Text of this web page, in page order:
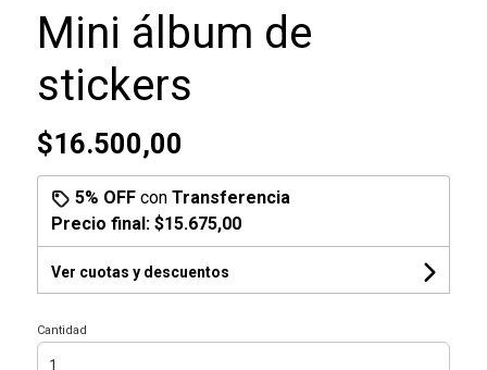
Mini álbum de
stickers
$16.500,00
5% OFFcon Transferencia
Precio final: $15.675,00
Ver cuotas y descuentos
Cantidad